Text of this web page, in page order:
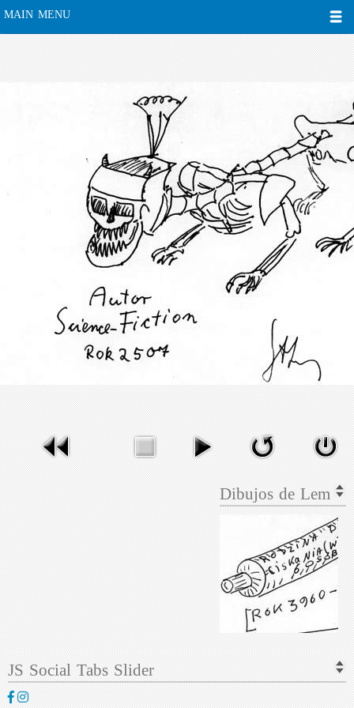
MAIN MENU
Dibujos de Lem
JS Social Tabs Slider